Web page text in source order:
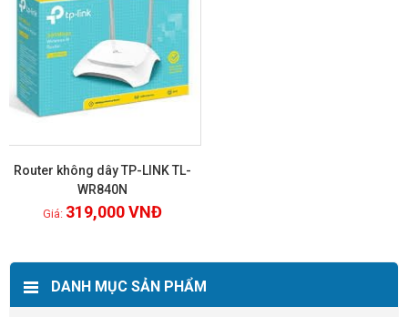
Xem chi tiết
Router không dây TP-LINK TL-
WR840N
319,000VNĐ
DANH MỤC SẢN PHẨM